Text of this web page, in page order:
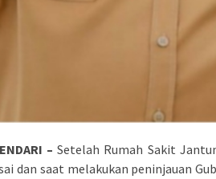
– Setelah Rumah Sakit
dan saat melakukan peninjauan